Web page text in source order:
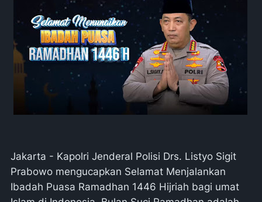
Jakarta - Kapolri Jenderal Polisi Drs. Listyo Sigit
Prabowo mengucapkan Selamat Menjalankan
Ibadah Puasa Ramadhan 1446 Hijriah bagi umat